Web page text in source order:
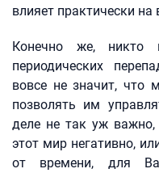
влияет практически на
Конечно же, никто
периодических
вовсе не значит,
позволять им
деле не так уж
этот мир негативно,
от времени, для